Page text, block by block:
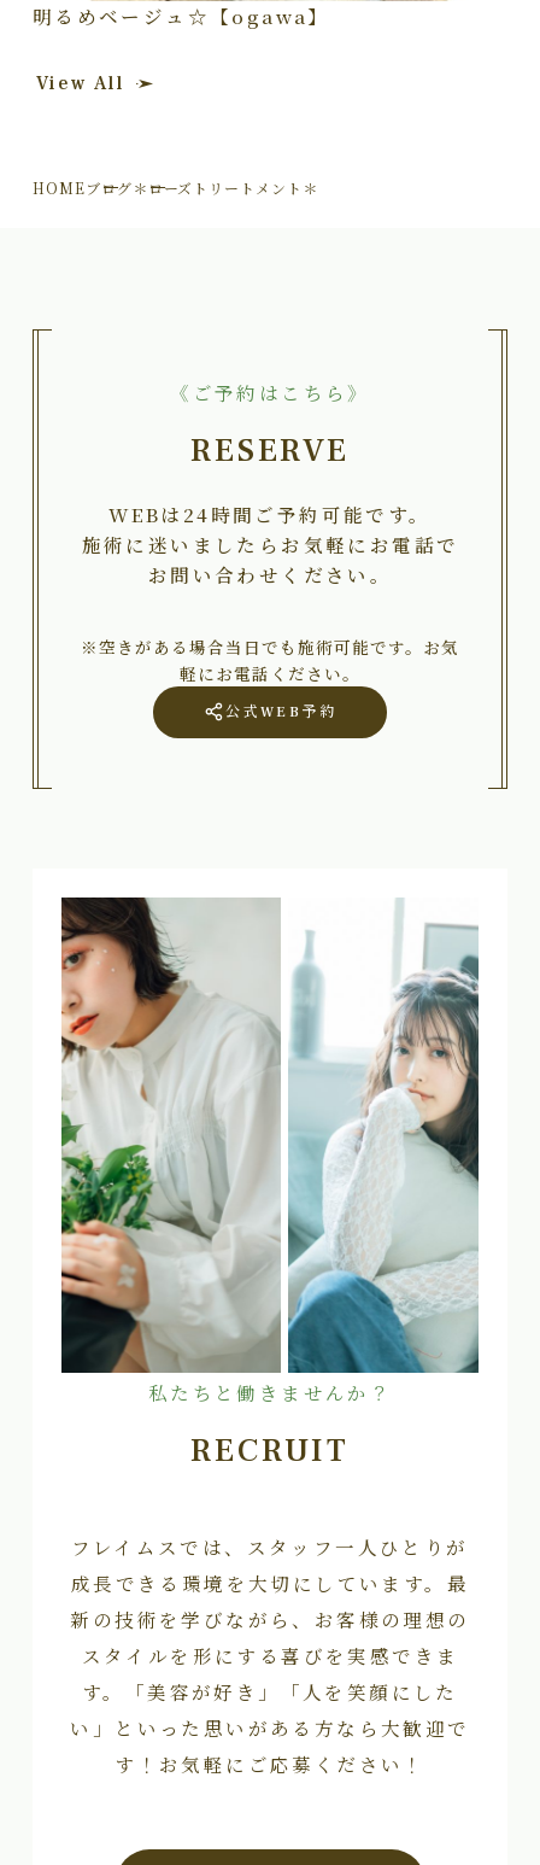
明るめベージュ☆【ogawa】
View All
HOMEブログ＊ローズトリートメント＊
《ご予約はこちら》
RESERVE
WEBは24時間ご予約可能です。
施術に迷いましたらお気軽にお電話で
お問い合わせください。
※空きがある場合当日でも施術可能です。お気
軽にお電話ください。
公式WEB予約
私たちと働きませんか？
RECRUIT
フレイムスでは、スタッフ一人ひとりが
成長できる環境を大切にしています。最
新の技術を学びながら、お客様の理想の
スタイルを形にする喜びを実感できま
す。「美容が好き」「人を笑顔にした
い」といった思いがある方なら大歓迎で
す！お気軽にご応募ください！